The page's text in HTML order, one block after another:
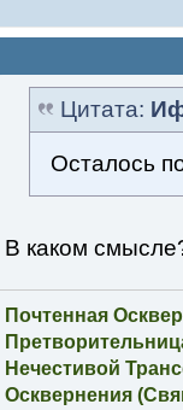
Цитата:
Осталось
В каком
Почтенная
Нечестивой
Осквернения